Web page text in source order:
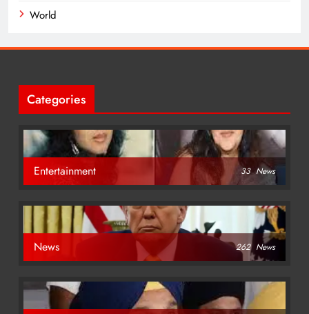
World
Categories
Entertainment 33 News
News 262 News